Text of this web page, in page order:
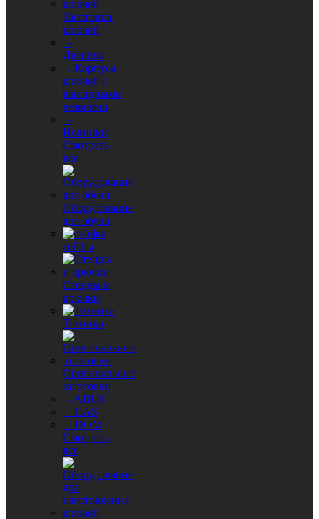
Заготовки
ключей
-
Дверняк
- Корпуса
ключей с
выкидными
лезвиями
-
Новинки
Смотреть
все
Оборудование
для обуви
сейфы
Стенды и
крючки
Техника
Оригинальные
заготовки
- ABUS
- CAS
- DOM
Смотреть
все